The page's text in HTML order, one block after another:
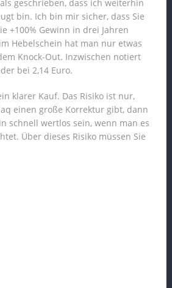
geschrieben, dass ich weiterhin
bin. Ich bin mir sicher, dass Sie
+100% Gewinn in drei Jahren
Hebelschein hat man nur etwas
Knock-Out. Inzwischen notiert
bei 2,14 Euro.
klarer Kauf. Das Risiko ist nur,
einen große Korrektur gibt, dann
schnell wertlos sein, wenn man es
Über dieses Risiko müssen Sie